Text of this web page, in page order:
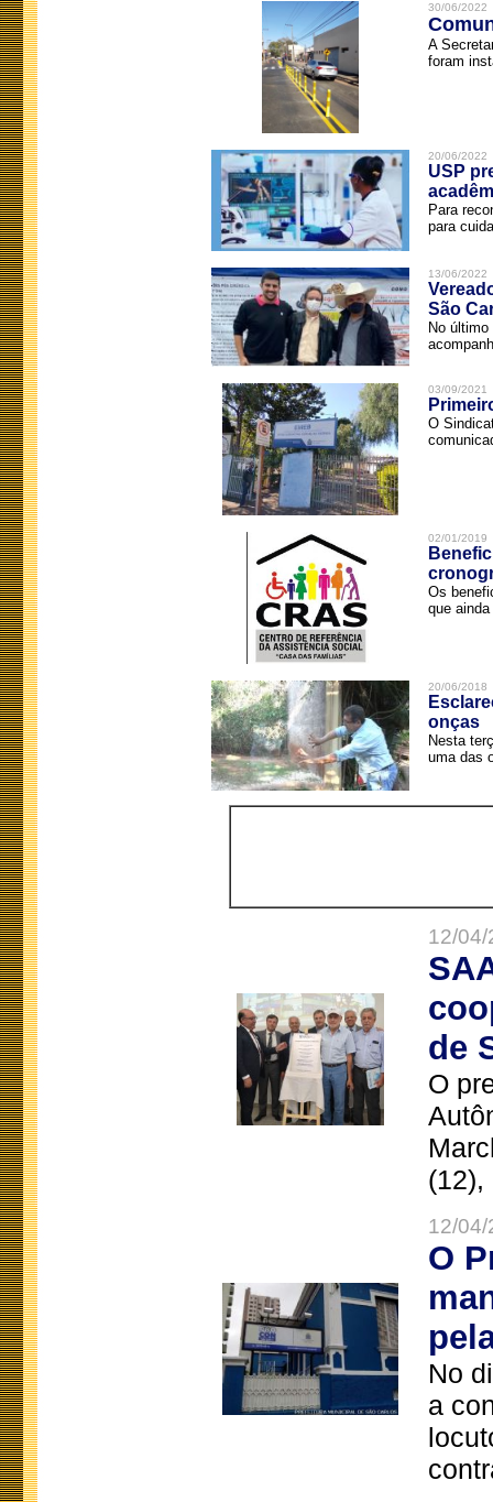
30/06/2022
A
foram
20/06/2022
USP
Para
para
13/06/2022
São
No
03/09/2021
O
02/01/2019
Os
que
20/06/2018
onças
Nesta
uma das
12/
de
O
(12),
12/
O
No
a